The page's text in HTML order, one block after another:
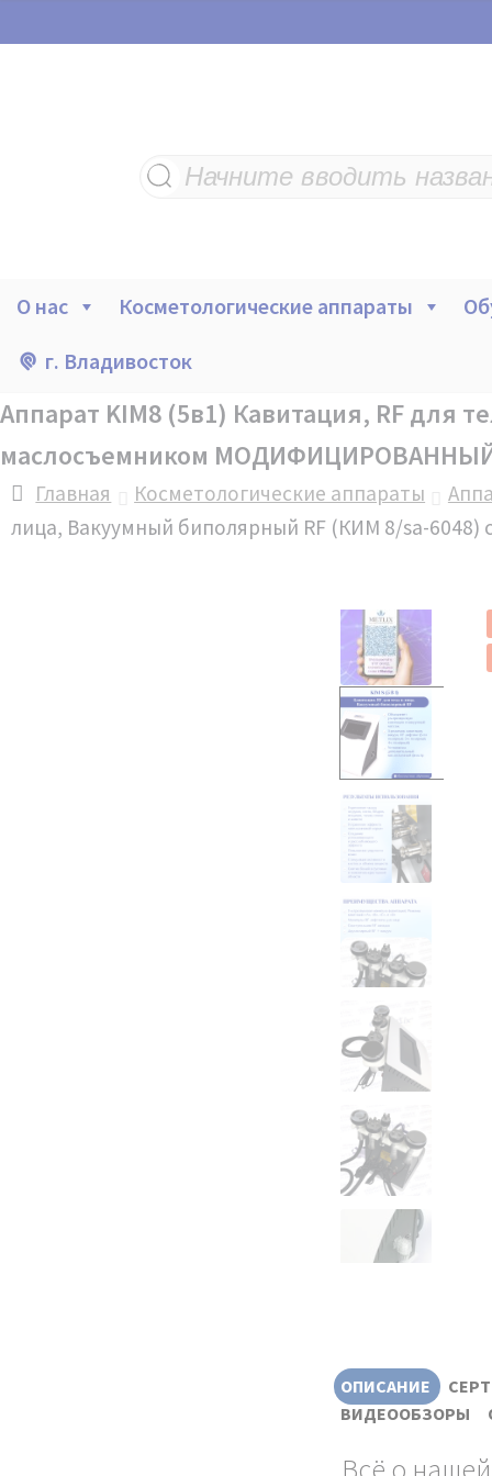
Поиск
товаров
О нас Косметологические аппараты
г. Владивосток
Аппарат KIM8 (5в1) Кавитация, RF для
маслосъемником
Главная Косметологические аппараты
лица, Вакуумный биполярный RF (КИМ 8/sa-
ОПИСАНИЕ
ВИДЕООБЗОРЫ